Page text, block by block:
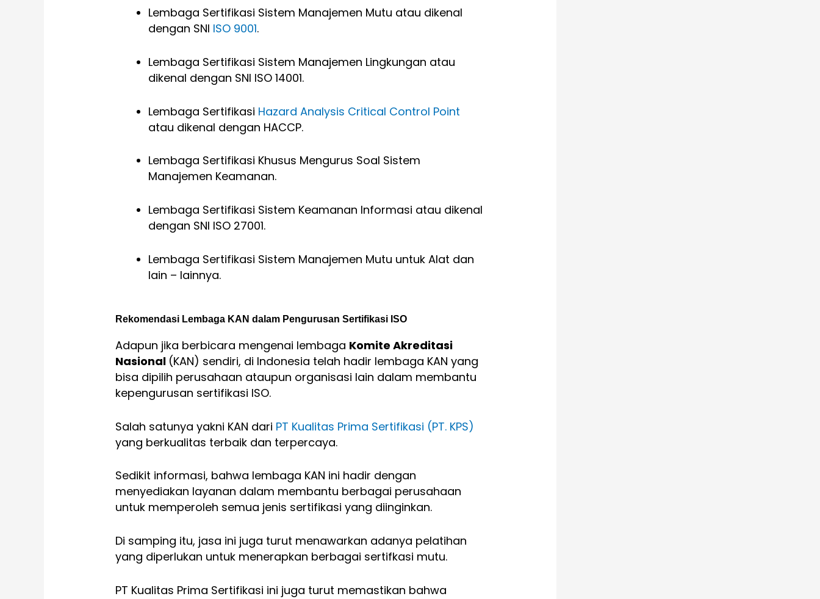
Lembaga Sertifikasi Sistem Manajemen Mutu atau dikenal
dengan SNI ISO 9001.
Lembaga Sertifikasi Sistem Manajemen Lingkungan atau
dikenal dengan SNI ISO 14001.
Lembaga Sertifikasi Hazard Analysis Critical Control Point
atau dikenal dengan HACCP.
Lembaga Sertifikasi Khusus Mengurus Soal Sistem
Manajemen Keamanan.
Lembaga Sertifikasi Sistem Keamanan Informasi atau dikenal
dengan SNI ISO 27001.
Lembaga Sertifikasi Sistem Manajemen Mutu untuk Alat dan
lain – lainnya.
Rekomendasi Lembaga KAN dalam Pengurusan Sertifikasi ISO
Adapun jika berbicara mengenai lembaga Komite Akreditasi
Nasional (KAN) sendiri, di Indonesia telah hadir lembaga KAN yang
bisa dipilih perusahaan ataupun organisasi lain dalam membantu
kepengurusan sertifikasi ISO.
Salah satunya yakni KAN dari PT Kualitas Prima Sertifikasi (PT. KPS)
yang berkualitas terbaik dan terpercaya.
Sedikit informasi, bahwa lembaga KAN ini hadir dengan
menyediakan layanan dalam membantu berbagai perusahaan
untuk memperoleh semua jenis sertifikasi yang diinginkan.
Di samping itu, jasa ini juga turut menawarkan adanya pelatihan
yang diperlukan untuk menerapkan berbagai sertifkasi mutu.
PT Kualitas Prima Sertifikasi ini juga turut memastikan bahwa